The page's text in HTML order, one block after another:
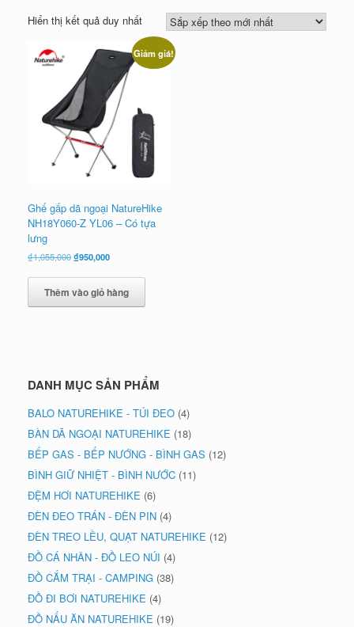
Hiển thị kết quả duy nhất
Giảm giá!
Ghế gấp dã ngoại NatureHike
NH18Y060-Z YL06 – Có tựa
lưng
₫1,055,000Giá
là:
₫1,055,000.
₫950,000Giá
tại
là:
₫950,000.
Thêm vào giỏ hàng
DANH MỤC SẢN PHẨM
BALO NATUREHIKE - TÚI ĐEO (4)
BÀN DÃ NGOẠI NATUREHIKE (18)
BẾP GAS - BẾP NƯỚNG - BÌNH GAS (12)
BÌNH GIỮ NHIỆT - BÌNH NƯỚC (11)
ĐỆM HƠI NATUREHIKE (6)
ĐÈN ĐEO TRÁN - ĐÈN PIN (4)
ĐÈN TREO LỀU, QUẠT NATUREHIKE (12)
ĐỒ CÁ NHÂN - ĐỒ LEO NÚI (4)
ĐỒ CẮM TRẠI - CAMPING (38)
ĐỒ ĐI BƠI NATUREHIKE (4)
ĐỒ NẤU ĂN NATUREHIKE (19)